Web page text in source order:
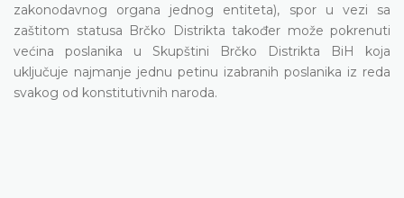
zakonodavnog organa jednog entiteta), spor u vezi sa
zaštitom statusa Brčko Distrikta također može pokrenuti
većina poslanika u Skupštini Brčko Distrikta BiH koja
uključuje najmanje jednu petinu izabranih poslanika iz reda
svakog od konstitutivnih naroda.